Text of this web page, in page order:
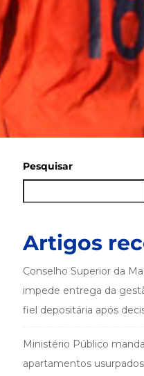
Pesquisar
Artigos
Conselho Superior da
impede entrega da
fiel depositária após
Ministério Público
apartamentos